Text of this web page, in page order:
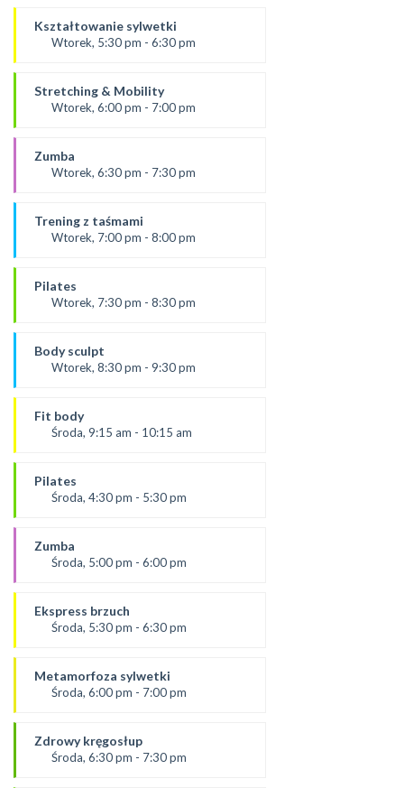
Aneta J
SALA 2
Kształtowanie sylwetki
Wtorek, 5:30 pm - 6:30 pm
Ola B
*Zajęcia dla dorosłych i dzieci
Stretching & Mobility
Wtorek, 6:00 pm - 7:00 pm
Aneta J
*Zajęcia dla dorosłych i dzieci
Zumba
Wtorek, 6:30 pm - 7:30 pm
Kasia K.
*Zajęcia dla dorosłych i dzieci
Trening z taśmami
Wtorek, 7:00 pm - 8:00 pm
prowadząca:
Karolina
Pilates
Wtorek, 7:30 pm - 8:30 pm
Paulina
*Zajęcia dla dorosłych i dzieci
Body sculpt
Wtorek, 8:30 pm - 9:30 pm
Aneta
SALA 1
Fit body
Środa, 9:15 am - 10:15 am
Justyna
*Zajęcia dla dorosłych i dzieci
Pilates
Środa, 4:30 pm - 5:30 pm
Żaneta
SALA 1
Zumba
Środa, 5:00 pm - 6:00 pm
Ola P
*Zajęcia dla dorosłych i dzieci
Ekspress brzuch
Środa, 5:30 pm - 6:30 pm
Ola B.
*Zajęcia dla dorosłych i dzieci
Metamorfoza sylwetki
Środa, 6:00 pm - 7:00 pm
Dominika F
SALA 2
Zdrowy kręgosłup
Środa, 6:30 pm - 7:30 pm